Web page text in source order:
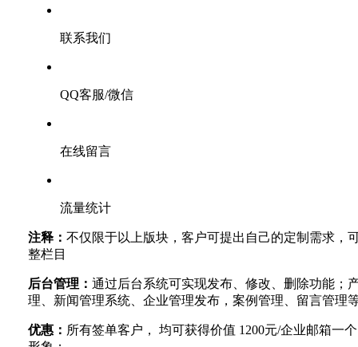
联系我们
QQ客服/微信
在线留言
流量统计
注释： 不仅限于以上版块，客户可提出自己的定制需求，
整栏目
后台管理： 通过后台系统可实现发布、修改、删除功能；
理、新闻管理系统、企业管理发布，案例管理、留言管理
优惠： 所有签单客户， 均可获得价值 1200元/企业邮箱一